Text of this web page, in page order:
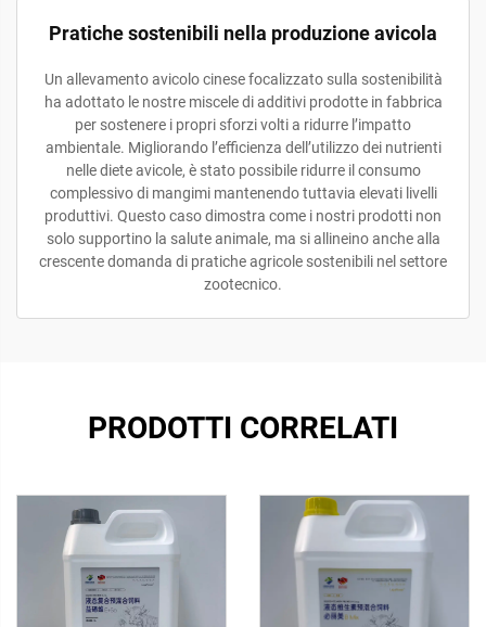
Pratiche sostenibili nella produzione avicola
Un allevamento avicolo cinese focalizzato sulla sostenibilità
ha adottato le nostre miscele di additivi prodotte in fabbrica
per sostenere i propri sforzi volti a ridurre l’impatto
ambientale. Migliorando l’efficienza dell’utilizzo dei nutrienti
nelle diete avicole, è stato possibile ridurre il consumo
complessivo di mangimi mantenendo tuttavia elevati livelli
produttivi. Questo caso dimostra come i nostri prodotti non
solo supportino la salute animale, ma si allineino anche alla
crescente domanda di pratiche agricole sostenibili nel settore
zootecnico.
PRODOTTI CORRELATI